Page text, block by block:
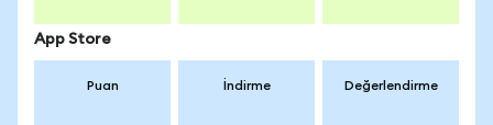
App Store
Puan İndirme Değerlendirme